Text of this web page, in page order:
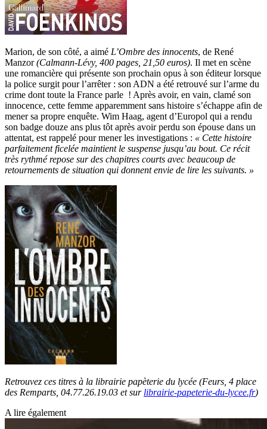
Marion, de son côté, a aimé L’Ombre des innocents, de René
Manzor(Calmann-Lévy, 400 pages, 21,50 euros). Il met en scène
une romancière qui présente son prochain opus à son éditeur lorsque
la police surgit pour l’arrêter : son ADN a été retrouvé sur l’arme du
crime dont toute la France parle ! Après avoir, en vain, clamé son
innocence, cette femme apparemment sans histoire s’échappe afin de
mener sa propre enquête. Wim Haag, agent d’Europol qui a rendu
son badge douze ans plus tôt après avoir perdu son épouse dans un
attentat, est rappelé pour mener les investigations : « Cette histoire
parfaitement ficelée maintient le suspense jusqu’au bout. Ce récit
très rythmé repose sur des chapitres courts avec beaucoup de
retournements de situation qui donnent envie de lire les suivants. »
Retrouvez ces titres à la librairie papèterie du lycée (Feurs, 4 place
des Remparts, 04.77.26.19.03 et sur librairie-papeterie-du-lycee.fr)
A lire également